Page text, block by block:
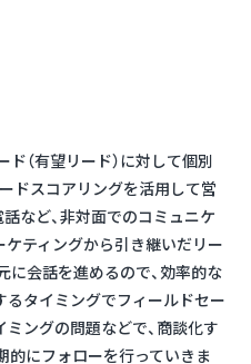
（有望リード）に対して個別
ドスコアリングを活用して営
など、非対面でのコミュニケ
ケティングから引き継いだリー
に会話を進めるので、効率的な
るタイミングでフィールドセー
ングの問題などで、商談化す
的にフォローを行っていきま